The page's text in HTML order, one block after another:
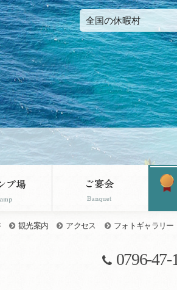
全国の休暇村
観光案内 アクセス フォトギャラリー
0796-47-